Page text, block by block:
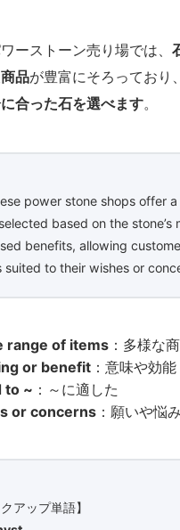
ーストーン売り場では、
品が豊富にそろっており、
合った石を選べます。
power stone shops offer
based on the stone’s
benefits, allowing
suited to their wishes or
range of items ：多様な
or benefit ：意味や効能
to ~ ：～に適した
or concerns ：願いや悩み
クアップ単語】